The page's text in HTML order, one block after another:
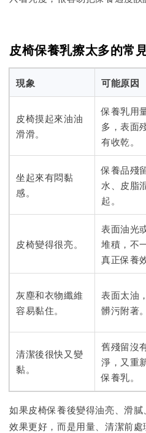
皮椅保養乳擦太多的常
現象 可能原因
皮椅摸起來油油
滑滑。
保養乳用
多，表面
有收乾。
坐起來有悶黏
感。
保養品殘
水、皮脂
起。
皮椅變得很亮。
表面油光
堆積，不
真正保養
灰塵和衣物纖維
容易黏住。
表面太油
髒污附著。
清潔後很快又變
黏。
舊殘留沒
淨，又重
保養乳。
如果皮椅保養後變得油亮、滑
效果更好，而是用量、清潔前處